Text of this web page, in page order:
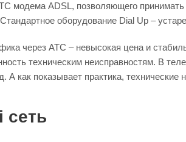
модема ADSL, позволяющего
оборудование Dial Up –
через АТС – невысокая цена и
техническим неисправностям. В
А как показывает практика,
сеть